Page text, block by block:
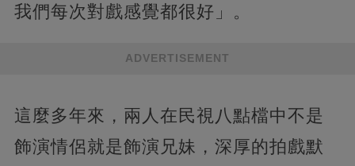
我們每次對戲感覺都很好」。
ADVERTISEMENT
這麼多年來，兩人在民視八點檔中不是
飾演情侶就是飾演兄妹，深厚的拍戲默